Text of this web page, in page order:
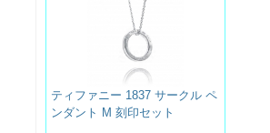
ティファニー 1837 サークル ペ
ンダント M 刻印セット